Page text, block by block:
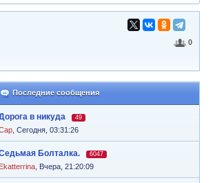
0
Последние сообщения
в никуда 49
Сегодня, 03:31:26
Болталка. 6047
Ekatterrina Вчера, 21:20:09